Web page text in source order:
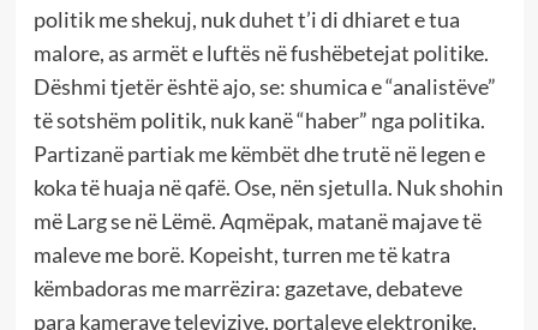
politik me shekuj, nuk duhet t’i di dhiaret e tua
malore, as armët e luftës në fushëbetejat politike.
Dëshmi tjetër është ajo, se: shumica e “analistëve”
të sotshëm politik, nuk kanë “haber” nga politika.
Partizanë partiak me këmbët dhe trutë në legen e
koka të huaja në qafë. Ose, nën sjetulla. Nuk shohin
më Larg se në Lëmë. Aqmëpak, matanë majave të
maleve me borë. Kopeisht, turren me të katra
këmbadoras me marrëzira: gazetave, debateve
para kamerave televizive, portaleve elektronike,